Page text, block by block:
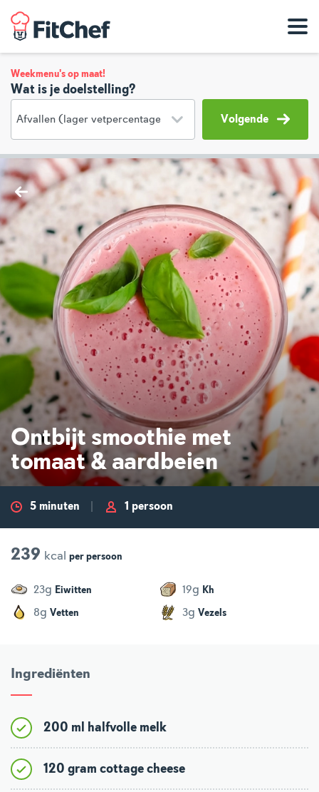
Weekmenu's op maat!
Wat is je doelstelling?
Volgende
Ontbijt smoothie met
tomaat & aardbeien
5 minuten 1 persoon
239 kcal per persoon
23g Eiwitten 19g Kh
8g Vetten 3g Vezels
Ingrediënten
200 ml halfvolle melk
120 gram cottage cheese